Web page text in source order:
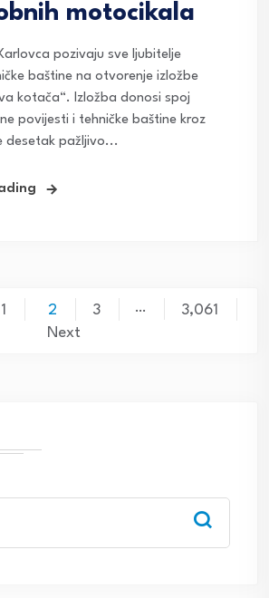
motocikala
pozivaju sve ljubitelje
baštine na otvorenje izložbe
kotača“. Izložba donosi spoj
povijesti i tehničke baštine kroz
desetak pažljivo...
1 2 3 …
3,061
Next